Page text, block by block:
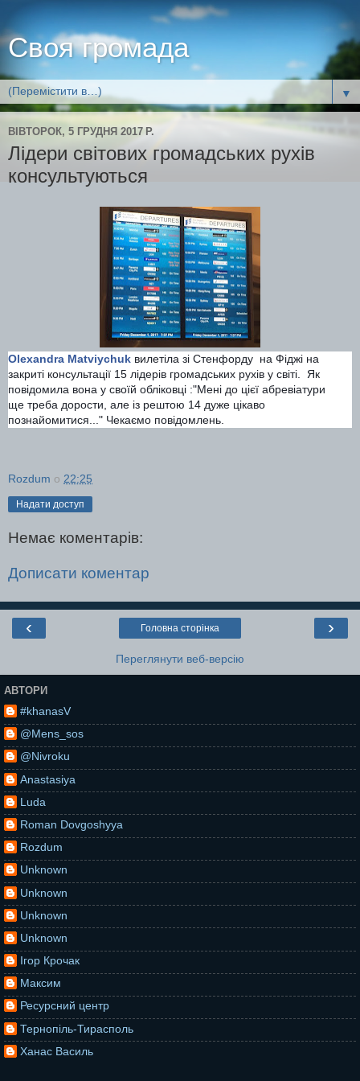
Своя громада
▼
ВІВТОРОК, 5 ГРУДНЯ 2017 Р.
Лідери світових громадських рухів
консультуються
Olexandra Matviychuk вилетіла зі Стенфорду на Фіджі на
закриті консультації 15 лідерів громадських рухів у світі. Як
повідомила вона у своїй обліковці :"Мені до цієї абревіатури
ще треба дорости, але із рештою 14 дуже цікаво
познайомитися..." Чекаємо повідомлень.
Rozdum о 22:25
Надати доступ
Немає коментарів:
Дописати коментар
‹ ›
Головна сторінка
Переглянути веб-версію
АВТОРИ
#khanasV
@Mens_sos
@Nivroku
Anastasiya
Luda
Roman Dovgoshyya
Rozdum
Unknown
Unknown
Unknown
Unknown
Ігор Крочак
Максим
Ресурсний центр
Тернопіль-Тирасполь
Ханас Василь